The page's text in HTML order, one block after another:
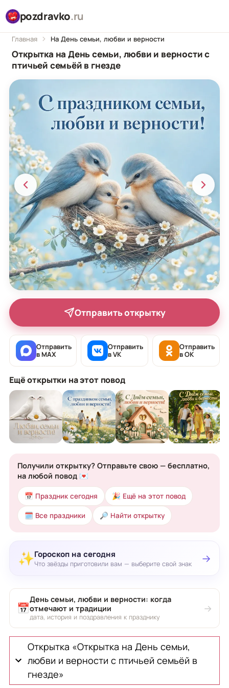
pozdravko.ru
Главная На День семьи, любви и верности
Открытка на День семьи, любви и верности с
птичьей семьёй в гнезде
Отправить открытку
Отправить
в MAX
Отправить
в VK
Отправить
в OK
Ещё открытки на этот повод
Получили открытку? Отправьте свою — бесплатно,
на любой повод 💌
📅 Праздник сегодня 🎉 Ещё на этот повод
🗓 Все праздники 🔎 Найти открытку
✨Гороскоп на сегодня
Что звёзды приготовили вам — выберите свой знак →
📅
День семьи, любви и верности: когда
отмечают и традиции
дата, история и поздравления к празднику
→
Открытка «Открытка на День семьи,
любви и верности с птичьей семьёй в
гнезде»